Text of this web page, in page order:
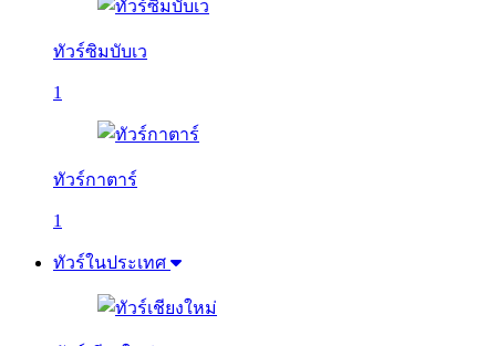
ทัวร์ซิมบับเว
1
ทัวร์กาตาร์
1
ทัวร์ในประเทศ